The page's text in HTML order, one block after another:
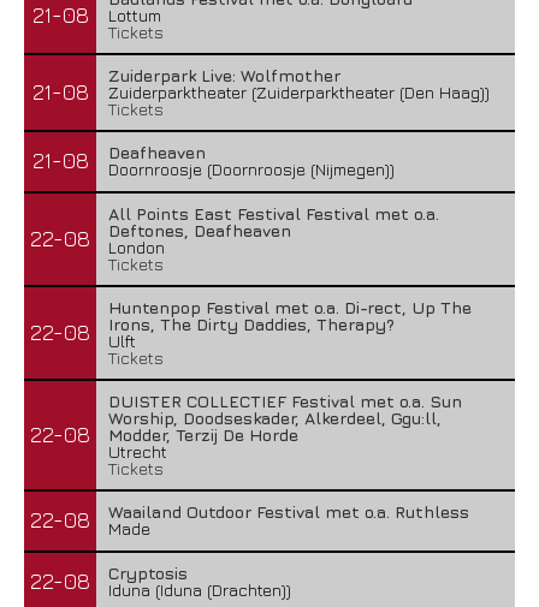
21-08
Lottum
Tickets
21-08
Zuiderpark Live: Wolfmother
Zuiderparktheater (Zuiderparktheater (Den Haag))
Tickets
21-08
Deafheaven
Doornroosje (Doornroosje (Nijmegen))
22-08
All Points East Festival Festival met o.a.
Deftones, Deafheaven
London
Tickets
22-08
Huntenpop Festival met o.a. Di-rect, Up The
Irons, The Dirty Daddies, Therapy?
Ulft
Tickets
22-08
DUISTER COLLECTIEF Festival met o.a. Sun
Worship, Doodseskader, Alkerdeel, Ggu:ll,
Modder, Terzij De Horde
Utrecht
Tickets
22-08
Waailand Outdoor Festival met o.a. Ruthless
Made
22-08
Cryptosis
Iduna (Iduna (Drachten))